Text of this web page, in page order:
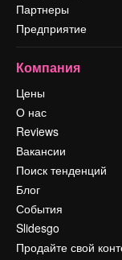
Партнеры
Предприятие
Компания
Цены
О нас
Reviews
Вакансии
Поиск тенденций
Блог
События
Slidesgo
Продайте свой